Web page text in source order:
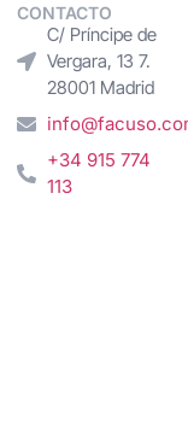
CONTACTO
C/ Príncipe de
Vergara, 13 7.
28001 Madrid
+34 915 774
113